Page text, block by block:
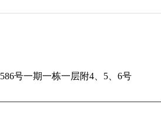
号一期一栋一层附4、5、6号